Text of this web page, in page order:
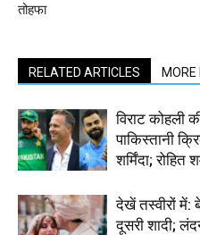
तोहफा
RELATED ARTICLES
विराट कोहली
पाकिस्तानी
शर्मिंदा;
देखें तस्वीरों में:
दूसरी शादी;